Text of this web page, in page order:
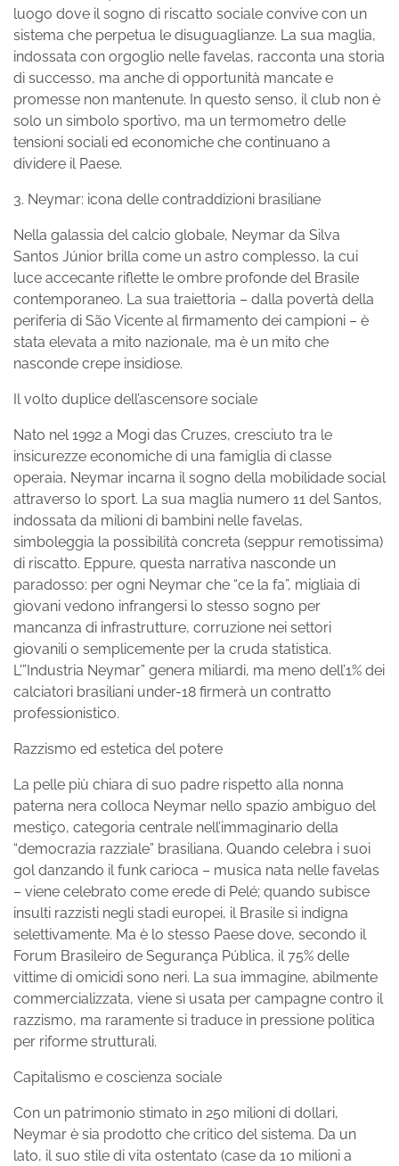
luogo dove il sogno di riscatto sociale convive con un
sistema che perpetua le disuguaglianze. La sua maglia,
indossata con orgoglio nelle favelas, racconta una storia
di successo, ma anche di opportunità mancate e
promesse non mantenute. In questo senso, il club non è
solo un simbolo sportivo, ma un termometro delle
tensioni sociali ed economiche che continuano a
dividere il Paese.
3. Neymar: icona delle contraddizioni brasiliane
Nella galassia del calcio globale, Neymar da Silva
Santos Júnior brilla come un astro complesso, la cui
luce accecante riflette le ombre profonde del Brasile
contemporaneo. La sua traiettoria – dalla povertà della
periferia di São Vicente al firmamento dei campioni – è
stata elevata a mito nazionale, ma è un mito che
nasconde crepe insidiose.
Il volto duplice dell’ascensore sociale
Nato nel 1992 a Mogi das Cruzes, cresciuto tra le
insicurezze economiche di una famiglia di classe
operaia, Neymar incarna il sogno della mobilidade social
attraverso lo sport. La sua maglia numero 11 del Santos,
indossata da milioni di bambini nelle favelas,
simboleggia la possibilità concreta (seppur remotissima)
di riscatto. Eppure, questa narrativa nasconde un
paradosso: per ogni Neymar che “ce la fa”, migliaia di
giovani vedono infrangersi lo stesso sogno per
mancanza di infrastrutture, corruzione nei settori
giovanili o semplicemente per la cruda statistica.
L'”Industria Neymar” genera miliardi, ma meno dell’1% dei
calciatori brasiliani under-18 firmerà un contratto
professionistico.
Razzismo ed estetica del potere
La pelle più chiara di suo padre rispetto alla nonna
paterna nera colloca Neymar nello spazio ambiguo del
mestiço, categoria centrale nell’immaginario della
“democrazia razziale” brasiliana. Quando celebra i suoi
gol danzando il funk carioca – musica nata nelle favelas
– viene celebrato come erede di Pelé; quando subisce
insulti razzisti negli stadi europei, il Brasile si indigna
selettivamente. Ma è lo stesso Paese dove, secondo il
Forum Brasileiro de Segurança Pública, il 75% delle
vittime di omicidi sono neri. La sua immagine, abilmente
commercializzata, viene sì usata per campagne contro il
razzismo, ma raramente si traduce in pressione politica
per riforme strutturali.
Capitalismo e coscienza sociale
Con un patrimonio stimato in 250 milioni di dollari,
Neymar è sia prodotto che critico del sistema. Da un
lato, il suo stile di vita ostentato (case da 10 milioni a